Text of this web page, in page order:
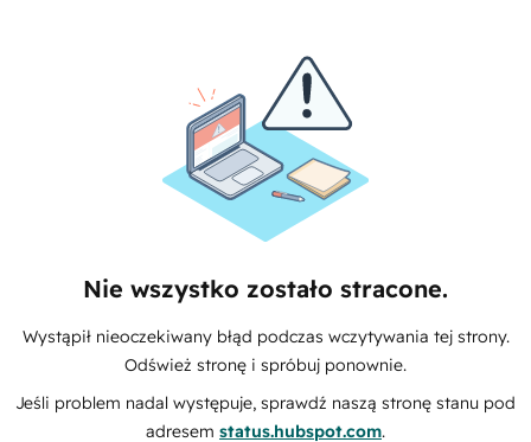
Nie wszystko zostało stracone.
Wystąpił nieoczekiwany błąd podczas wczytywania tej strony.
Odśwież stronę i spróbuj ponownie.
Jeśli problem nadal występuje, sprawdź naszą stronę stanu pod
adresem status.hubspot.com.